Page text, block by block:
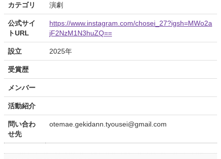
カテゴリ 演劇
公式サイ
トURL
https://www.instagram.com/chosei_27?igsh=MWo2a
jF2NzM1N3huZQ==
設立 2025年
受賞歴
メンバー
活動紹介
問い合わ
せ先
otemae.gekidann.tyousei@gmail.com